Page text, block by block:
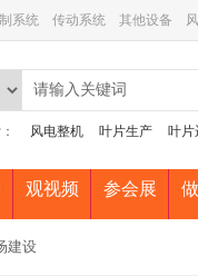
系统 传动系统 其他设备
风电整机 叶片生产 叶片
观视频 参会展
建设